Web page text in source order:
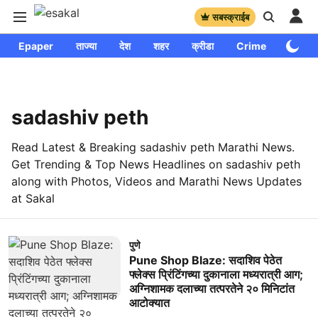
सबस्क्राईब
Epaper ताज्या देश शहर क्रीडा Crime
sadashiv peth
Read Latest & Breaking sadashiv peth Marathi News.
Get Trending & Top News Headlines on sadashiv peth
along with Photos, Videos and Marathi News Updates
at Sakal
पुणे
Pune Shop Blaze: सदाशिव पेठेत
फ्लेक्स प्रिंटिंगच्या दुकानाला मध्यरात्री आग;
अग्निशामक दलाच्या तत्परतेने २० मिनिटांत
आटोक्यात